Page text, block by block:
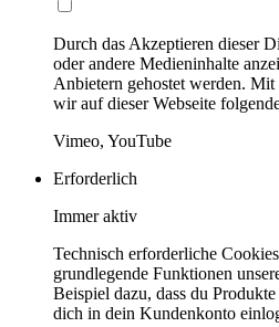
Durch das Akzeptieren dieser
oder andere Medieninhalte
Anbietern gehostet werden.
wir auf dieser Webseite
Vimeo, YouTube
Erforderlich
Immer aktiv
Technisch erforderliche
grundlegende Funktionen
Beispiel dazu, dass du
dich in dein Kundenkonto